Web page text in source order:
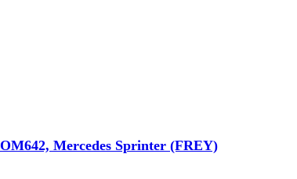
Mercedes Sprinter (FREY)